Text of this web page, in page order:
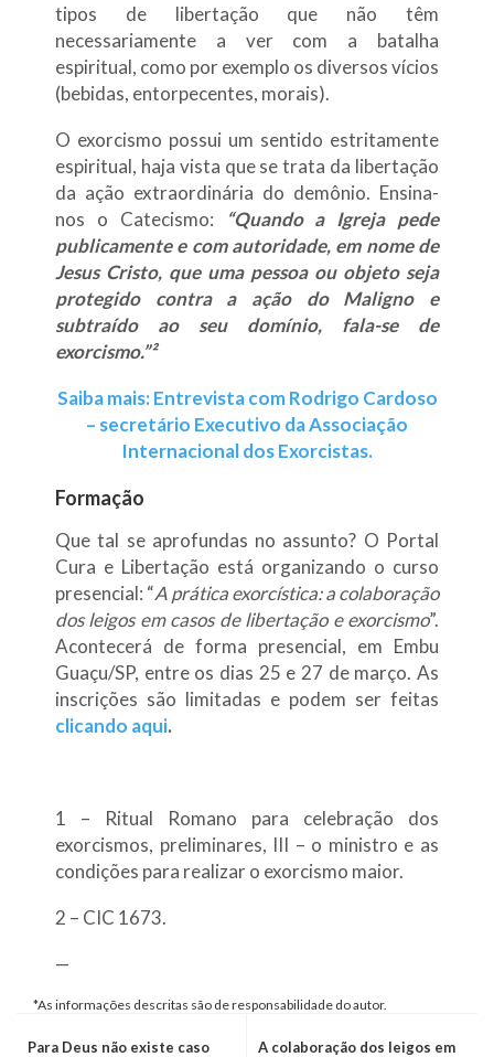
tipos de libertação que não têm
necessariamente a ver com a batalha
espiritual, como por exemplo os diversos vícios
(bebidas, entorpecentes, morais).
O exorcismo possui um sentido estritamente
espiritual, haja vista que se trata da libertação
da ação extraordinária do demônio. Ensina-
nos o Catecismo:
“Quando a Igreja pede
publicamente e com autoridade, em nome de
Jesus Cristo, que uma pessoa ou objeto seja
protegido contra a ação do Maligno e
subtraído ao seu domínio, fala-se de
exorcismo.”²
Saiba mais: Entrevista com Rodrigo Cardoso
– secretário Executivo da Associação
Internacional dos Exorcistas.
Formação
Que tal se aprofundas no assunto? O Portal
Cura e Libertação está organizando o curso
presencial: “A prática exorcística: a colaboração
dos leigos em casos de libertação e exorcismo”.
Acontecerá de forma presencial, em Embu
Guaçu/SP, entre os dias 25 e 27 de março. As
inscrições são limitadas e podem ser feitas
clicando aqui.
1 – Ritual Romano para celebração dos
exorcismos, preliminares, III – o ministro e as
condições para realizar o exorcismo maior.
2 – CIC 1673.
—
*As informações descritas são de responsabilidade do autor.
Para Deus não existe caso
A colaboração dos leigos em